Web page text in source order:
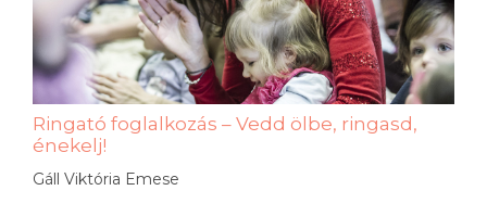
Ringató foglalkozás – Vedd ölbe, ringasd,
énekelj!
Gáll Viktória Emese